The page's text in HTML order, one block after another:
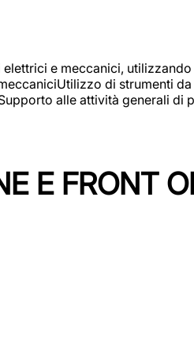
e meccanici,
di strumenti
alle attività generali di
E FRONT